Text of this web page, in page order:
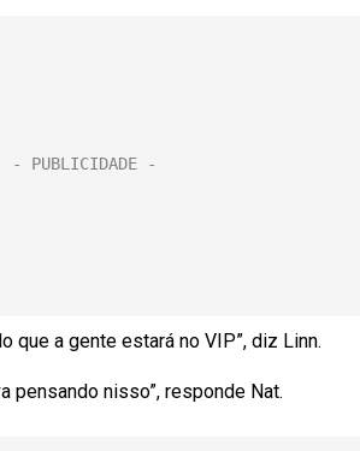
que a gente estará no VIP”, diz Linn.
pensando nisso”, responde Nat.